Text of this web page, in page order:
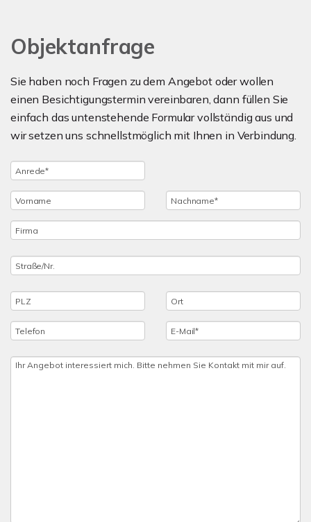
Objektanfrage
Sie haben noch Fragen zu dem Angebot oder wollen
einen Besichtigungstermin vereinbaren, dann füllen Sie
einfach das untenstehende Formular vollständig aus und
wir setzen uns schnellstmöglich mit Ihnen in Verbindung.